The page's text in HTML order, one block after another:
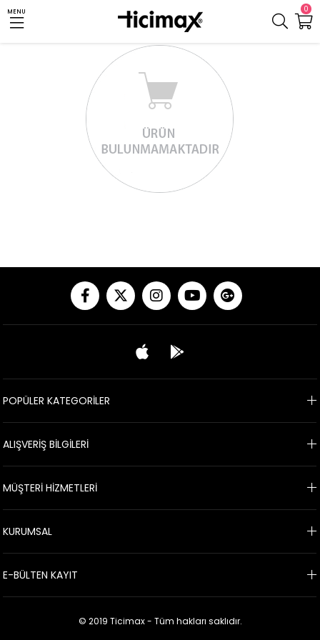
0
MENU
POPÜLER KATEGORİLER
ALIŞVERİŞ BİLGİLERİ
MÜŞTERİ HİZMETLERİ
KURUMSAL
E-BÜLTEN KAYIT
© 2019 Ticimax - Tüm hakları saklıdır.